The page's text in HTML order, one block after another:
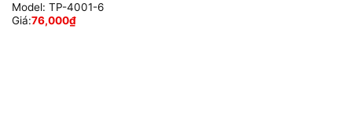
Model: TP-4001-6
Giá:76,000₫